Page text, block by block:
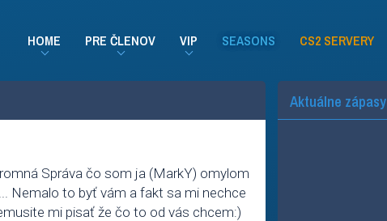
HOME PRE ČLENOV VIP SEASONS CS2 SERVERY
Správa čo som ja (MarkY) omylom
Nemalo to byť vám a fakt sa mi nechce
mi pisať že čo to od vás chcem:)
Aktuálne zápasy